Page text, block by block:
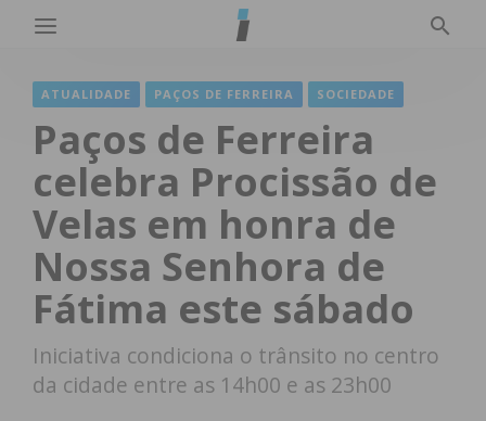
ATUALIDADE PAÇOS DE FERREIRA SOCIEDADE
Paços de Ferreira
celebra Procissão de
Velas em honra de
Nossa Senhora de
Fátima este sábado
Iniciativa condiciona o trânsito no centro
da cidade entre as 14h00 e as 23h00